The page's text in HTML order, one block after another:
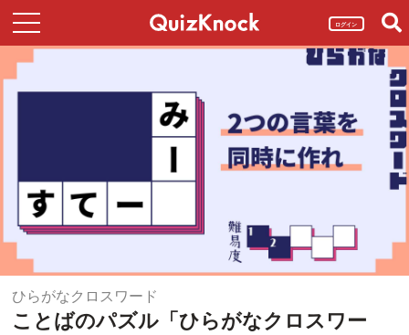
ログイン
ひらがなクロスワード
ことばのパズル「ひらがなクロスワー